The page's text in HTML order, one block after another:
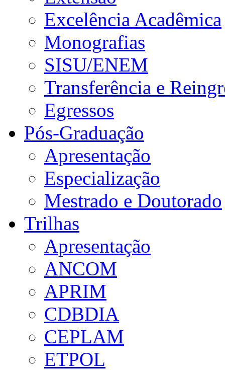
Excelência Acadêmica
Monografias
SISU/ENEM
Transferência e
Egressos
Pós-Graduação
Apresentação
Especialização
Mestrado e Doutorado
Trilhas
Apresentação
ANCOM
APRIM
CDBDIA
CEPLAM
ETPOL